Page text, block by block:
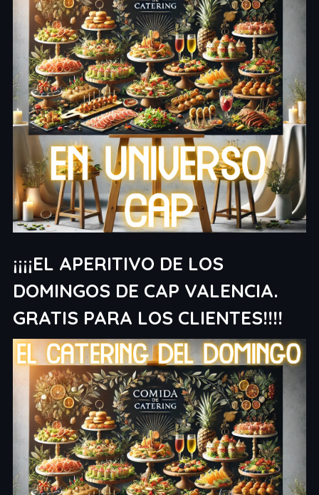
¡¡¡¡EL APERITIVO DE LOS
DOMINGOS DE CAP VALENCIA.
GRATIS PARA LOS CLIENTES!!!!